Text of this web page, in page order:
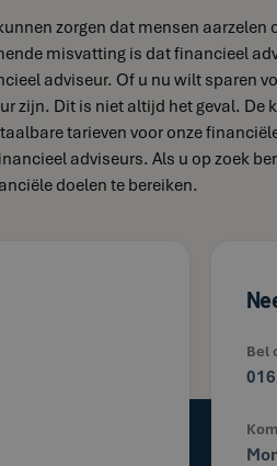
zorgen dat mensen
misvatting is dat financieel
adviseur. Of u nu wilt
zijn. Dit is niet altijd het geval.
tarieven voor onze
adviseurs. Als u op zoek
doelen te bereiken.
Bel